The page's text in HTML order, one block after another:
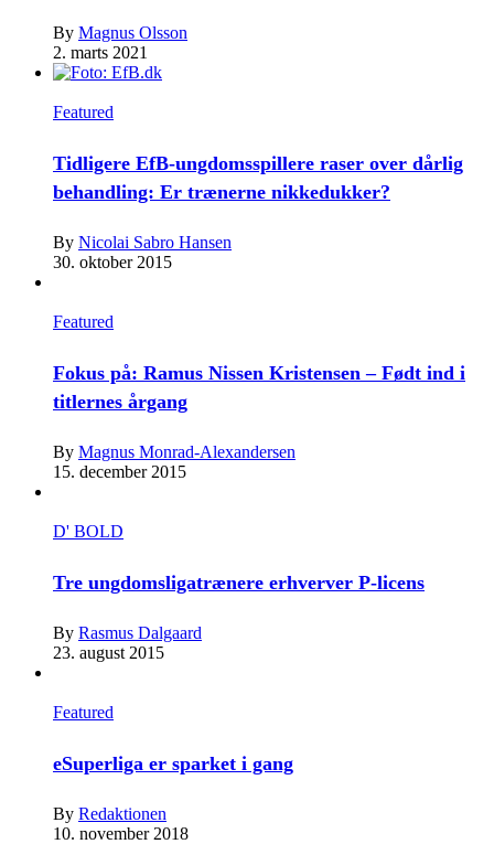
By Magnus Olsson
2. marts 2021
Featured
Tidligere EfB-ungdomsspillere raser over dårlig
behandling: Er trænerne nikkedukker?
By Nicolai Sabro Hansen
30. oktober 2015
Featured
Fokus på: Ramus Nissen Kristensen – Født ind i
titlernes årgang
By Magnus Monrad-Alexandersen
15. december 2015
D' BOLD
Tre ungdomsligatrænere erhverver P-licens
By Rasmus Dalgaard
23. august 2015
Featured
eSuperliga er sparket i gang
By Redaktionen
10. november 2018